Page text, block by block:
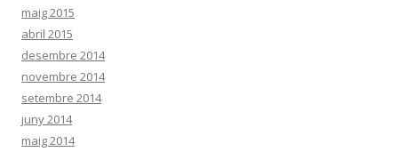
maig 2015
abril 2015
desembre 2014
novembre 2014
setembre 2014
juny 2014
maig 2014